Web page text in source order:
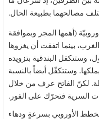
مصالحهما بطبيعة الحال.
(أهمها المجر وبموافقة
بينما اتفقت أن يغزوها
وستتكفل البندقية بتزويده
وستتكفّل أيضاً بالنسبة
لكنّ الفاتح عرف من خلال
السرية فتحرّك على الفور.
الأوروبي بسرعةٍ ودهاء